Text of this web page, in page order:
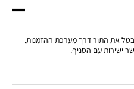
את התור דרך מערכת ההזמנות.
ישירות עם הסניף.